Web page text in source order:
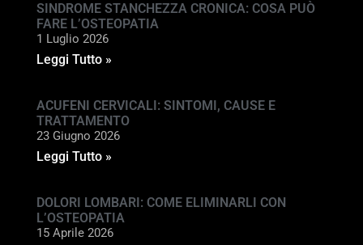
SINDROME STANCHEZZA CRONICA: COSA PUÒ
FARE L’OSTEOPATIA
1 Luglio 2026
Leggi Tutto »
ACUFENI CERVICALI: SINTOMI, CAUSE E
TRATTAMENTO
23 Giugno 2026
Leggi Tutto »
DOLORI LOMBARI: COME ELIMINARLI CON
L’OSTEOPATIA
15 Aprile 2026